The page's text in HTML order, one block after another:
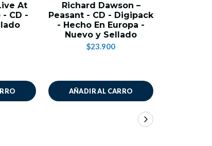
At
- CD -
Richard Dawson –
Peasant - CD - Digipack
- Hecho En Europa -
Nuevo y Sellado
$23.900
AÑADIR AL CARRO